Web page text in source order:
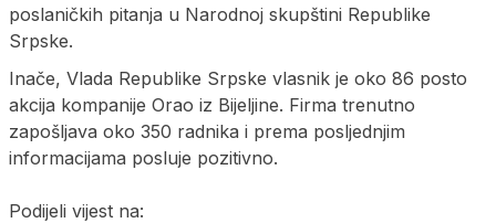
poslaničkih pitanja u Narodnoj skupštini Republike
Srpske.
Inače, Vlada Republike Srpske vlasnik je oko 86 posto
akcija kompanije Orao iz Bijeljine. Firma trenutno
zapošljava oko 350 radnika i prema posljednjim
informacijama posluje pozitivno.
Podijeli vijest na: